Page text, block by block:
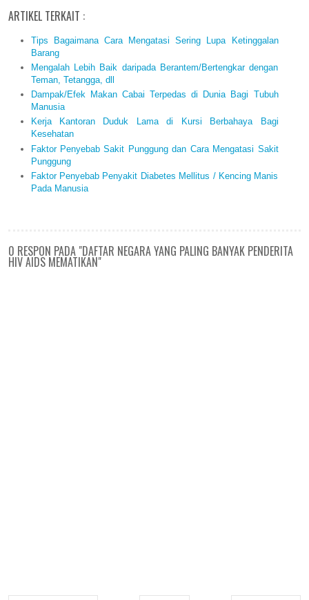
ARTIKEL TERKAIT :
Tips Bagaimana Cara Mengatasi Sering Lupa Ketinggalan
Barang
Mengalah Lebih Baik daripada Berantem/Bertengkar dengan
Teman, Tetangga, dll
Dampak/Efek Makan Cabai Terpedas di Dunia Bagi Tubuh
Manusia
Kerja Kantoran Duduk Lama di Kursi Berbahaya Bagi
Kesehatan
Faktor Penyebab Sakit Punggung dan Cara Mengatasi Sakit
Punggung
Faktor Penyebab Penyakit Diabetes Mellitus / Kencing Manis
Pada Manusia
0 RESPON PADA "DAFTAR NEGARA YANG PALING BANYAK PENDERITA
HIV AIDS MEMATIKAN"